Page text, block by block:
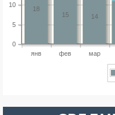
янв фев мар
0
5
10
14
15
18